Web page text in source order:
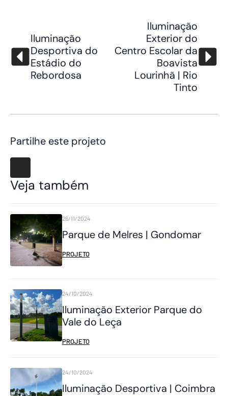
Iluminação
Desportiva do
Estádio do
Rebordosa
Iluminação
Exterior do
Centro Escolar da
Boavista
Lourinhã | Rio
Tinto
Partilhe este projeto
Veja também
Parque de Melres | Gondomar
26/11/2024
PROJETO
Iluminação Exterior Parque do
Vale do Leça
24/10/2024
PROJETO
Iluminação Desportiva | Coimbra
24/10/2024